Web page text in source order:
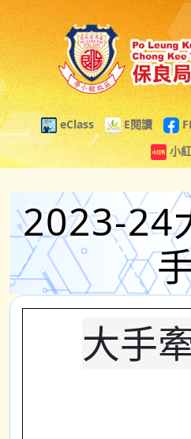
eClass E閱讀
小
2023-24
大手